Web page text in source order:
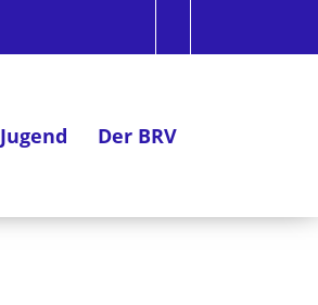
Jugend Der BRV